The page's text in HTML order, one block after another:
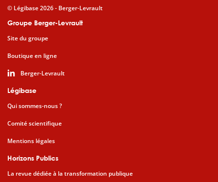
Groupe Berger-Levrault
Site du groupe
Boutique en ligne
Berger-Levrault
Légibase
Qui sommes-nous ?
Comité scientifique
Mentions légales
Horizons Publics
La revue dédiée à la transformation publique
© Légibase 2026 - Berger-Levrault